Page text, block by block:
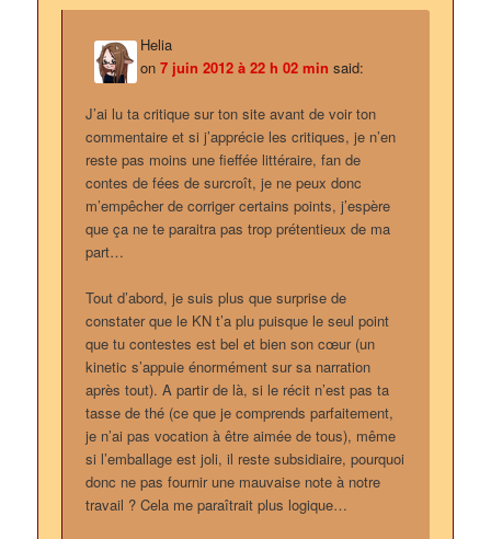
Helia
on7 juin 2012 à 22 h 02 min said:
J’ai lu ta critique sur ton site avant de voir ton
commentaire et si j’apprécie les critiques, je n’en
reste pas moins une fieffée littéraire, fan de
contes de fées de surcroît, je ne peux donc
m’empêcher de corriger certains points, j’espère
que ça ne te paraitra pas trop prétentieux de ma
part…
Tout d’abord, je suis plus que surprise de
constater que le KN t’a plu puisque le seul point
que tu contestes est bel et bien son cœur (un
kinetic s’appuie énormément sur sa narration
après tout). A partir de là, si le récit n’est pas ta
tasse de thé (ce que je comprends parfaitement,
je n’ai pas vocation à être aimée de tous), même
si l’emballage est joli, il reste subsidiaire, pourquoi
donc ne pas fournir une mauvaise note à notre
travail ? Cela me paraîtrait plus logique…